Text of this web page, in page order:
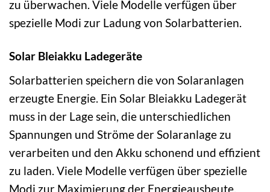
zu überwachen. Viele Modelle verfügen über
spezielle Modi zur Ladung von Solarbatterien.
Solar Bleiakku Ladegeräte
Solarbatterien speichern die von Solaranlagen
erzeugte Energie. Ein Solar Bleiakku Ladegerät
muss in der Lage sein, die unterschiedlichen
Spannungen und Ströme der Solaranlage zu
verarbeiten und den Akku schonend und effizient
zu laden. Viele Modelle verfügen über spezielle
Modi zur Maximierung der Energieausbeute.